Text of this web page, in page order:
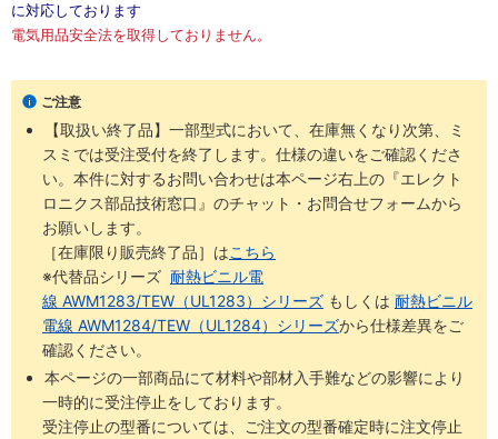
に対応しております
電気用品安全法を取得しておりません。
ご注意
【取扱い終了品】一部型式において、在庫無くなり次第、ミ
スミでは受注受付を終了します。仕様の違いをご確認くださ
い。本件に対するお問い合わせは本ページ右上の『エレクト
ロニクス部品技術窓口』のチャット・お問合せフォームから
お願いします。
［在庫限り販売終了品］はこちら
※代替品シリーズ 耐熱ビニル電
線 AWM1283/TEW（UL1283）シリーズ もしくは 耐熱ビニル
電線 AWM1284/TEW（UL1284）シリーズから仕様差異をご
確認ください。
本ページの一部商品にて材料や部材入手難などの影響により
一時的に受注停止をしております。
受注停止の型番については、ご注文の型番確定時に注文停止